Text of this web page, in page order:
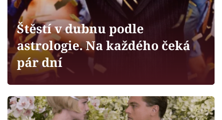
Sledujte prima+
Filmový festival Karlovy Vary
Pořady
Mámy sobě
Štěstí v dubnu podle
astrologie. Na každého čeká
pár dní